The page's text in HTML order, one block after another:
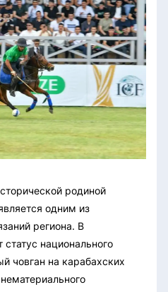
родиной
одним из
региона. В
национального
човган на карабахских